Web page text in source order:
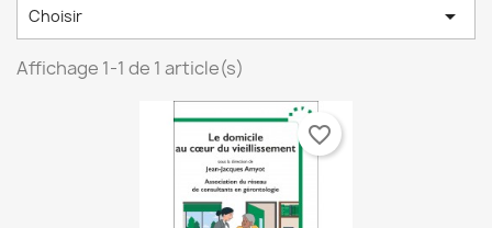
Choisir 
Affichage 1-1 de 1 article(s)
favorite_border